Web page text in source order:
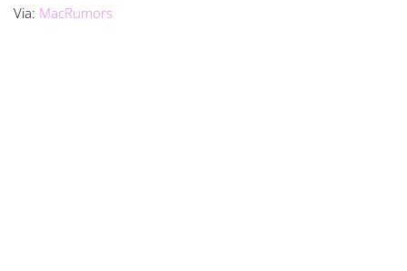
Via: MacRumors